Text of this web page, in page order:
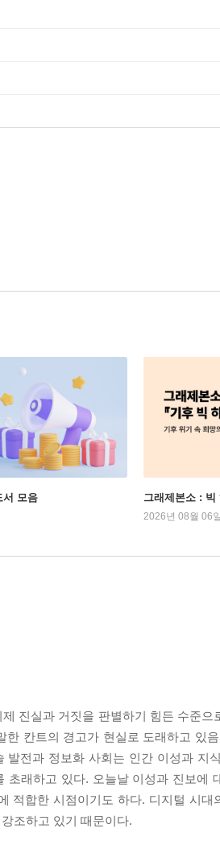
서 모음 그래제본소 : 빅
2026년 08월 06
진실과 거짓을 판별하기 힘든 수준으
한 칸트의 경고가 현실로 도래하고 있
전과 정보화 사회는 인간 이성과 지
래하고 있다. 오늘날 이성과 진보에
합한 시점이기도 하다. 디지털 시대
조하고 있기 때문이다.